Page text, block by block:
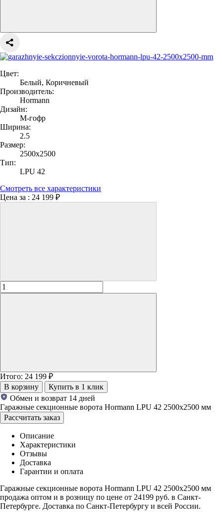
Цвет:
Белый, Коричневый
Производитель:
Hormann
Дизайн:
M-гофр
Ширина:
2.5
Размер:
2500х2500
Тип:
LPU 42
Смотреть все характеристики
Цена за : 24 199 ₽
Итого: 24 199 ₽
В корзину
Купить в 1 клик
Обмен и возврат 14 дней
Гаражные секционные ворота Hormann LPU 42 2500х2500 мм
Рассчитать заказ
Описание
Характеристики
Отзывы
Доставка
Гарантии и оплата
Гаражные секционные ворота Hormann LPU 42 2500х2500 мм
продажа оптом и в розницу по цене от 24199 руб. в Санкт-
Петербурге. Доставка по Санкт-Петербургу и всей России.